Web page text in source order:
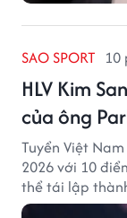
SAO SPORT 10
HLV Kim
của ông
Tuyển Việt
2026 với 10
thể tái lập
Seo từng tạo ra.